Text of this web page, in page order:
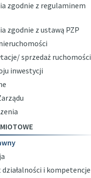
zgodnie z regulaminem
zgodnie z ustawą PZP
sprzedaż ruchomości
inwestycji
i kompetencje